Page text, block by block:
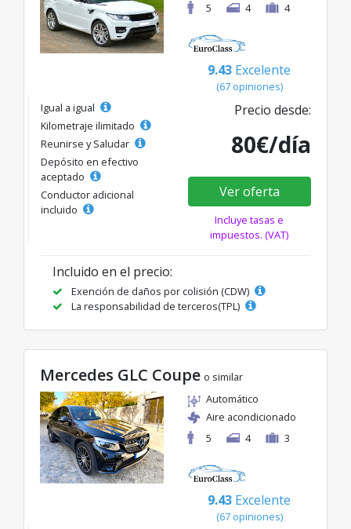
5
4 4
9.43 Excelente
(67 opiniones)
Igual a igual
Kilometraje ilimitado
Reunirse y Saludar
Depósito en efectivo
aceptado
Conductor adicional
incluido
Precio desde:
80€/día
Ver oferta
Incluye tasas e
impuestos. (VAT)
Incluido en el precio:
Exención de daños por colisión (CDW)
La responsabilidad de terceros(TPL)
Mercedes GLC Coupe o similar
Automático
Aire acondicionado
5
4 3
9.43 Excelente
(67 opiniones)